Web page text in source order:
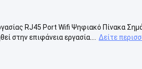
RJ45 Port Wifi Ψηφιακό Πίνακα
στην επιφάνεια εργασία....
Δείτε